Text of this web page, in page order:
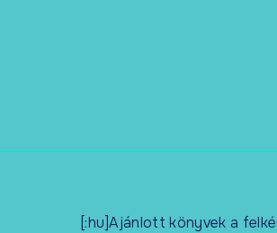
[:hu]Ajánlott könyvek a